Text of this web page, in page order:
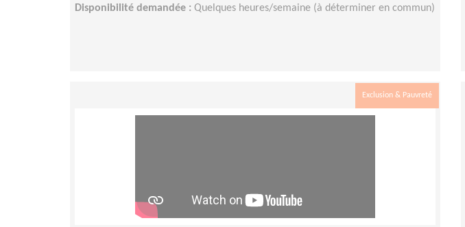
Disponibilité demandée : Quelques heures/semaine (à déterminer en commun)
Exclusion & Pauvreté